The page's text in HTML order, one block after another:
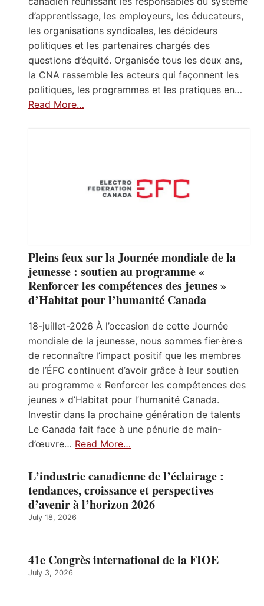
d’apprentissage, les employeurs, les éducateurs,
les organisations syndicales, les décideurs
politiques et les partenaires chargés des
questions d’équité. Organisée tous les deux ans,
la CNA rassemble les acteurs qui façonnent les
politiques, les programmes et les pratiques en…
Read More…
Pleins feux sur la Journée mondiale de la
jeunesse : soutien au programme «
Renforcer les compétences des jeunes »
d’Habitat pour l’humanité Canada
18-juillet-2026 À l’occasion de cette Journée
mondiale de la jeunesse, nous sommes fier·ère·s
de reconnaître l’impact positif que les membres
de l’ÉFC continuent d’avoir grâce à leur soutien
au programme « Renforcer les compétences des
jeunes » d’Habitat pour l’humanité Canada.
Investir dans la prochaine génération de talents
Le Canada fait face à une pénurie de main-
d’œuvre… Read More…
L’industrie canadienne de l’éclairage :
tendances, croissance et perspectives
d’avenir à l’horizon 2026
July 18, 2026
41e Congrès international de la FIOE
July 3, 2026